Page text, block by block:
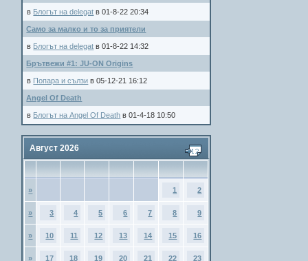
в Блогът на delegat в 01-8-22 20:34
Само за малко и то за приятели
в Блогът на delegat в 01-8-22 14:32
Брътвежи #1: JU-ON Origins
в Попара и сълзи в 05-12-21 16:12
Angel Of Death
в Блогът на Angel Of Death в 01-4-18 10:50
Август 2026
» 1 2
» 3 4 5 6 7 8 9
» 10 11 12 13 14 15 16
» 17 18 19 20 21 22 23